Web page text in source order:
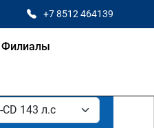
+7 8512 464139
Филиалы